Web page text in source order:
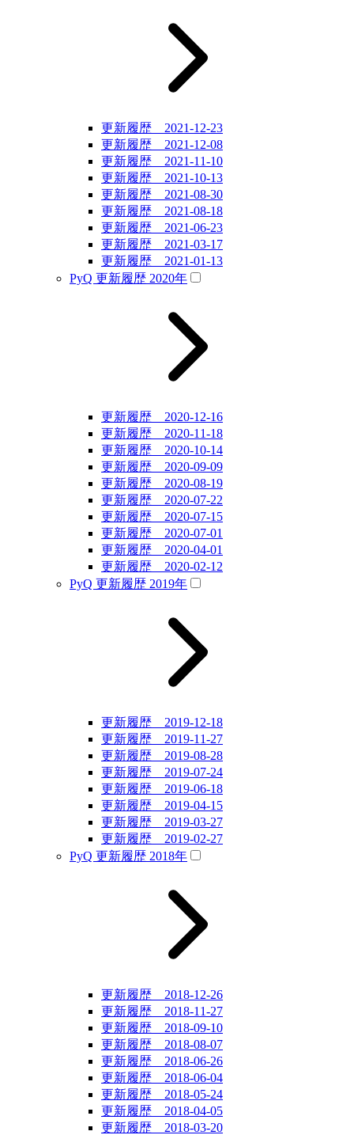
更新履歴 2021-12-23
更新履歴 2021-12-08
更新履歴 2021-11-10
更新履歴 2021-10-13
更新履歴 2021-08-30
更新履歴 2021-08-18
更新履歴 2021-06-23
更新履歴 2021-03-17
更新履歴 2021-01-13
PyQ 更新履歴 2020年
更新履歴 2020-12-16
更新履歴 2020-11-18
更新履歴 2020-10-14
更新履歴 2020-09-09
更新履歴 2020-08-19
更新履歴 2020-07-22
更新履歴 2020-07-15
更新履歴 2020-07-01
更新履歴 2020-04-01
更新履歴 2020-02-12
PyQ 更新履歴 2019年
更新履歴 2019-12-18
更新履歴 2019-11-27
更新履歴 2019-08-28
更新履歴 2019-07-24
更新履歴 2019-06-18
更新履歴 2019-04-15
更新履歴 2019-03-27
更新履歴 2019-02-27
PyQ 更新履歴 2018年
更新履歴 2018-12-26
更新履歴 2018-11-27
更新履歴 2018-09-10
更新履歴 2018-08-07
更新履歴 2018-06-26
更新履歴 2018-06-04
更新履歴 2018-05-24
更新履歴 2018-04-05
更新履歴 2018-03-20